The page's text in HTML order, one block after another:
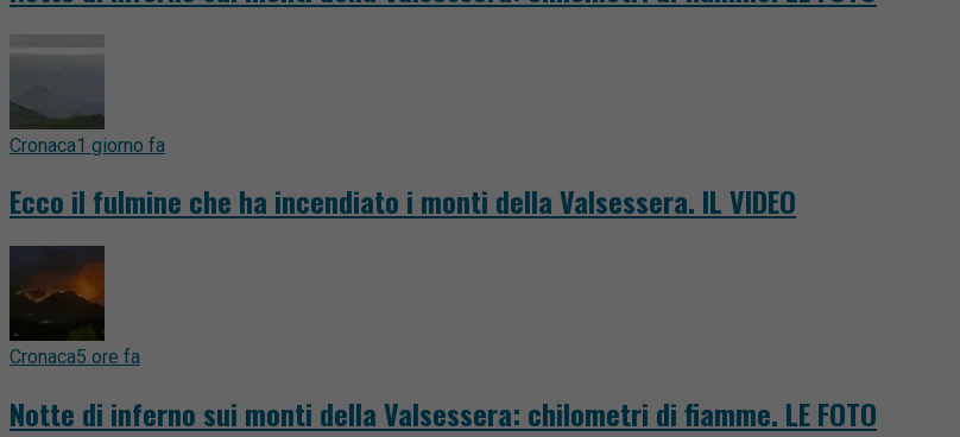
Cronaca1 giorno fa
Ecco il fulmine che ha incendiato i monti della Valsessera. IL VIDEO
Cronaca5 ore fa
Notte di inferno sui monti della Valsessera: chilometri di fiamme. LE FOTO